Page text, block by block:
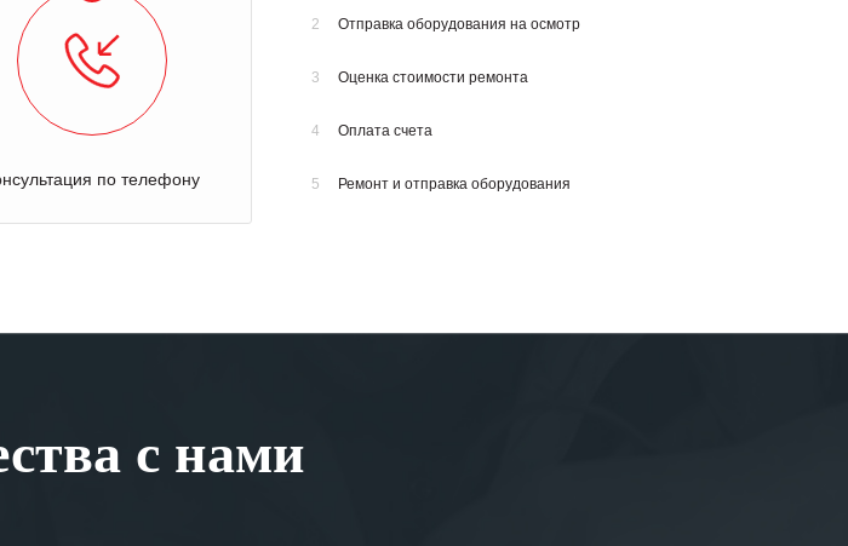
по телефону
2 Отправка оборудования на осмотр
3 Оценка стоимости ремонта
4 Оплата счета
5 Ремонт и отправка оборудования
с нами